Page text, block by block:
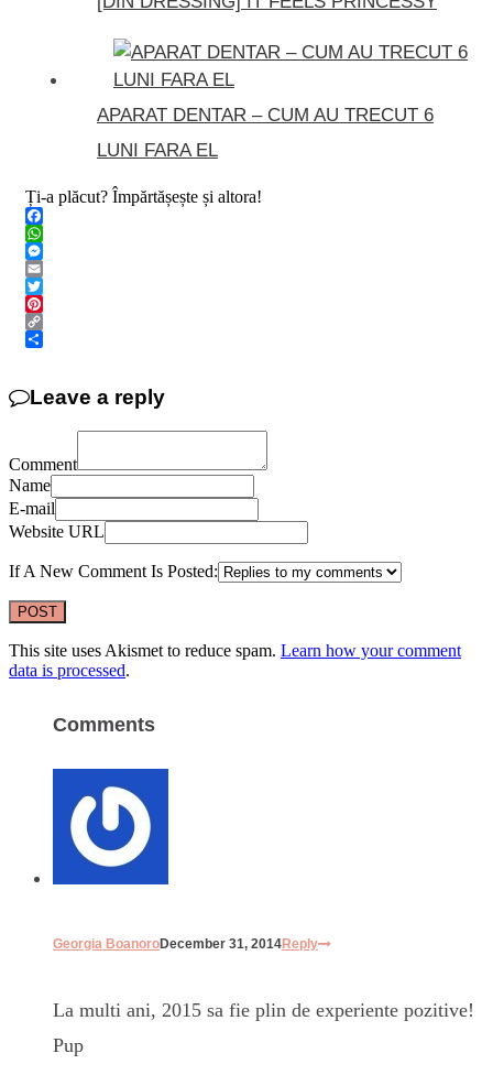
APARAT DENTAR – CUM AU TRECUT 6
LUNI FARA EL
Ți-a plăcut? Împărtășește și altora!
Facebook
WhatsApp
Messenger
Email
Twitter
Pinterest
Copy
Leave a reply
Comment
Name
E-mail
Website URL
If A New Comment Is Posted:
This site uses Akismet to reduce spam. Learn how your comment
data is processed.
Comments
Georgia BoanoroDecember 31, 2014Reply
La multi ani, 2015 sa fie plin de experiente pozitive!
Pup